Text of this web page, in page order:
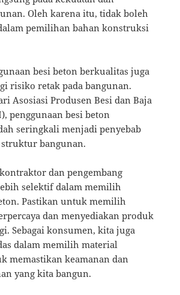
Oleh karena itu, tidak boleh
pemilihan bahan konstruksi
besi beton berkualitas juga
risiko retak pada bangunan.
Asosiasi Produsen Besi dan Baja
penggunaan besi beton
seringkali menjadi penyebab
bangunan.
dan pengembang
selektif dalam memilih
Pastikan untuk memilih
dan menyediakan produk
Sebagai konsumen, kita juga
dalam memilih material
memastikan keamanan dan
yang kita bangun.